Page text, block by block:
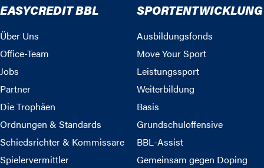
EASYCREDIT BBL
Über Uns
Office-Team
Jobs
Partner
Die Trophäen
Ordnungen & Standards
Schiedsrichter & Kommissare
Spielervermittler
SPORTENTWICKLUNG
Ausbildungsfonds
Move Your Sport
Leistungssport
Weiterbildung
Basis
Grundschuloffensive
BBL-Assist
Gemeinsam gegen Doping